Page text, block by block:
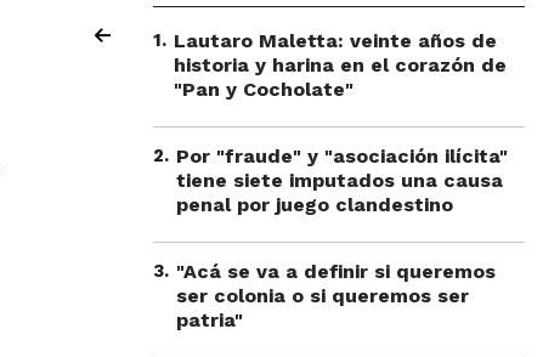
1. Lautaro Maletta: veinte años de
historia y harina en el corazón de
"Pan y Cocholate"
2. Por "fraude" y "asociación ilícita"
tiene siete imputados una causa
penal por juego clandestino
3. "Acá se va a definir si queremos
ser colonia o si queremos ser
patria"